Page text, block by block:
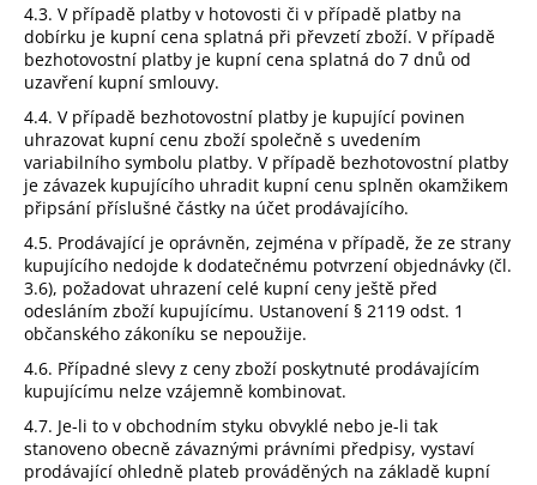
4.3. V případě platby v hotovosti či v případě platby na
dobírku je kupní cena splatná při převzetí zboží. V případě
bezhotovostní platby je kupní cena splatná do 7 dnů od
uzavření kupní smlouvy.
4.4. V případě bezhotovostní platby je kupující povinen
uhrazovat kupní cenu zboží společně s uvedením
variabilního symbolu platby. V případě bezhotovostní platby
je závazek kupujícího uhradit kupní cenu splněn okamžikem
připsání příslušné částky na účet prodávajícího.
4.5. Prodávající je oprávněn, zejména v případě, že ze strany
kupujícího nedojde k dodatečnému potvrzení objednávky (čl.
3.6), požadovat uhrazení celé kupní ceny ještě před
odesláním zboží kupujícímu. Ustanovení § 2119 odst. 1
občanského zákoníku se nepoužije.
4.6. Případné slevy z ceny zboží poskytnuté prodávajícím
kupujícímu nelze vzájemně kombinovat.
4.7. Je-li to v obchodním styku obvyklé nebo je-li tak
stanoveno obecně závaznými právními předpisy, vystaví
prodávající ohledně plateb prováděných na základě kupní